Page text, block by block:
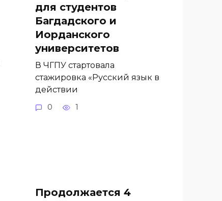
для студентов
Багдадского и
Иорданского
университетов
В ЧГПУ стартовала
стажировка «Русский язык в
действии
0 1
Продолжается 4